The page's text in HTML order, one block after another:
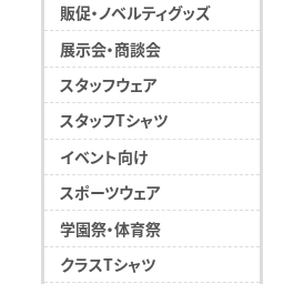
販促・ノベルティグッズ
展示会・商談会
スタッフウェア
スタッフTシャツ
イベント向け
スポーツウェア
学園祭・体育祭
クラスTシャツ